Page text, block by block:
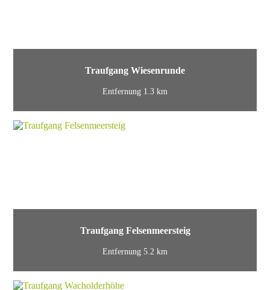
Traufgang Wiesenrunde
Entfernung 1.3 km
Traufgang Felsenmeersteig
Entfernung 5.2 km